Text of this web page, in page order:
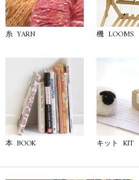
糸 YARN 機 LOOMS
本 BOOK キット KIT